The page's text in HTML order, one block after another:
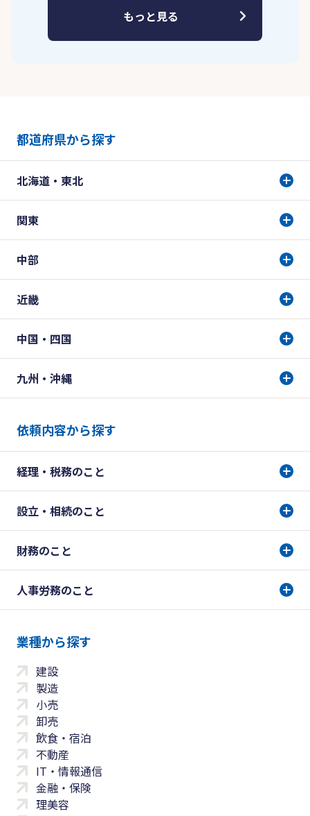
もっと見る
都道府県から探す
北海道・東北
関東
中部
近畿
中国・四国
九州・沖縄
依頼内容から探す
経理・税務のこと
設立・相続のこと
財務のこと
人事労務のこと
業種から探す
建設
製造
小売
卸売
飲食・宿泊
不動産
IT・情報通信
金融・保険
理美容